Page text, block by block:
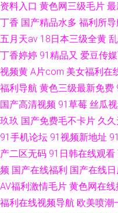
资料入口 黄色网三级毛片
丁香 国产精品水多 福利所
五月天av 18日本三级全黄
丁香婷婷 91精品又 爱豆传
视频黄 A片com 美女福利在
福利导航 黄色三级最新免费
国产高清视频 91草莓 丝瓜
玖玖 国产免费毛不卡片 久
91手机论坛 91视频新地址
产二区无码 91日韩在线观看
频 国产在线福利 国产在线
AV福利激情毛片 黄色网在线
福利在线视频导航 欧美喷潮